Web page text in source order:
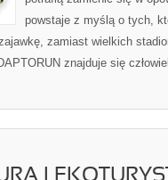
powstaje z myślą o tych,
zamiast wielkich
znajduje się